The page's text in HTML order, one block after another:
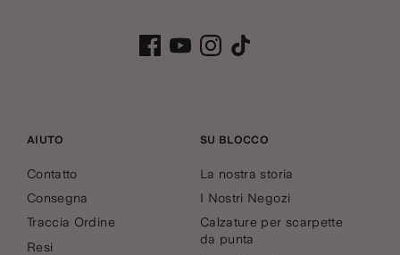
AIUTO
Contatto
Consegna
Traccia Ordine
Resi
SU BLOCCO
La nostra storia
I Nostri Negozi
Calzature per scarpette
da punta